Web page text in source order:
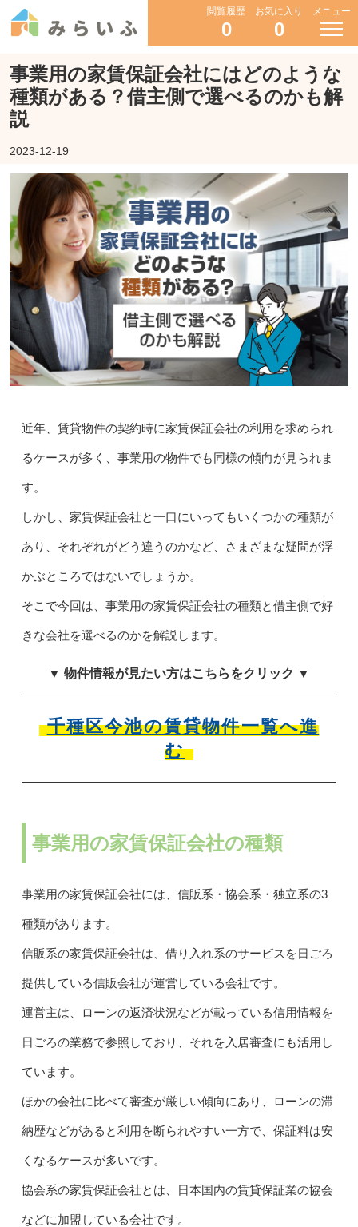
閲覧履歴
0
お気に入り
0
メニュー
事業用の家賃保証会社にはどのような
種類がある？借主側で選べるのかも解
説
2023-12-19
近年、賃貸物件の契約時に家賃保証会社の利用を求められ
るケースが多く、事業用の物件でも同様の傾向が見られま
す。
しかし、家賃保証会社と一口にいってもいくつかの種類が
あり、それぞれがどう違うのかなど、さまざまな疑問が浮
かぶところではないでしょうか。
そこで今回は、事業用の家賃保証会社の種類と借主側で好
きな会社を選べるのかを解説します。
▼ 物件情報が見たい方はこちらをクリック ▼
千種区今池の賃貸物件一覧へ進
む
事業用の家賃保証会社の種類
事業用の家賃保証会社には、信販系・協会系・独立系の3
種類があります。
信販系の家賃保証会社は、借り入れ系のサービスを日ごろ
提供している信販会社が運営している会社です。
運営主は、ローンの返済状況などが載っている信用情報を
日ごろの業務で参照しており、それを入居審査にも活用し
ています。
ほかの会社に比べて審査が厳しい傾向にあり、ローンの滞
納歴などがあると利用を断られやすい一方で、保証料は安
くなるケースが多いです。
協会系の家賃保証会社とは、日本国内の賃貸保証業の協会
などに加盟している会社です。